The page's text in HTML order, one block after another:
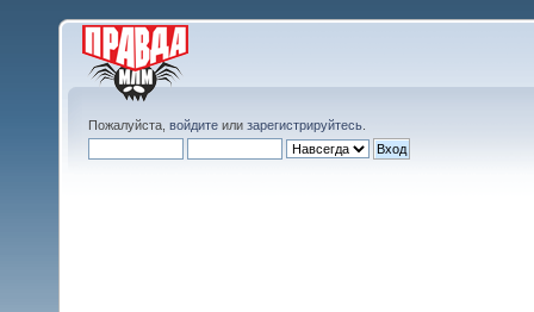
Пожалуйста, войдите или зарегистрируйтесь